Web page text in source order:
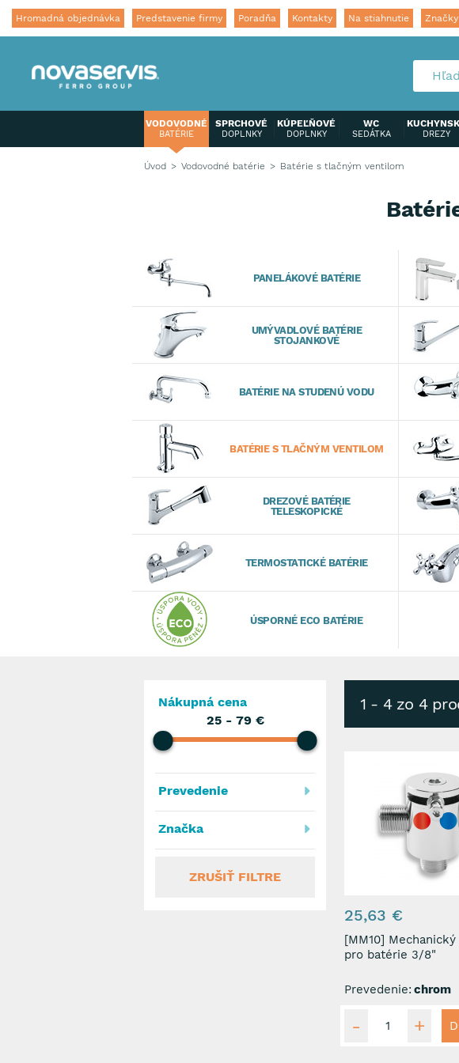
Hromadná objednávka Predstavenie firmy Poradňa Kontakty Na stiahnutie Značky
VODOVODNÉ
BATÉRIE
SPRCHOVÉ
DOPLNKY
KÚPEĽŇOVÉ
DOPLNKY
WC
SEDÁTKA DREZY
Úvod Vodovodné batérie Batérie s tlačným ventilom
PANELÁKOVÉ BATÉRIE
UMÝVADLOVÉ BATÉRIE
STOJANKOVÉ
BATÉRIE NA STUDENÚ VODU
BATÉRIE S TLAČNÝM VENTILOM
DREZOVÉ BATÉRIE
TELESKOPICKÉ
TERMOSTATICKÉ BATÉRIE
ÚSPORNÉ ECO BATÉRIE
Nákupná cena
25- 79€
Prevedenie
Značka
ZRUŠIŤ FILTRE
1 - 4 zo 4
25,63 €
[MM10] Mechanický zmiešavač
pro batérie 3/8"
Prevedenie: chrom